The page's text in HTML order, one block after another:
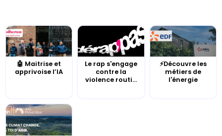
🤖 Maitrise et
apprivoise l’IA
Le rap s'engage
contre la
violence routi...
⚡Découvre les
métiers de
l'énergie